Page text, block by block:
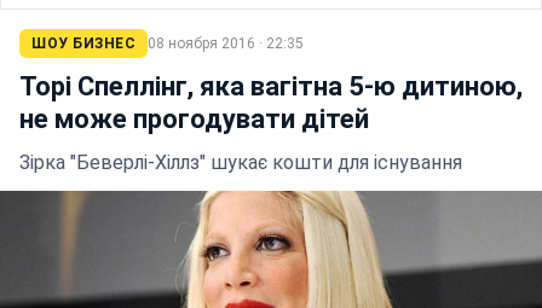
ШОУ БИЗНЕС 08 ноября 2016 · 22:35
Торі Спеллінг, яка вагітна 5-ю дитиною,
не може прогодувати дітей
Зірка "Беверлі-Хіллз" шукає кошти для існування